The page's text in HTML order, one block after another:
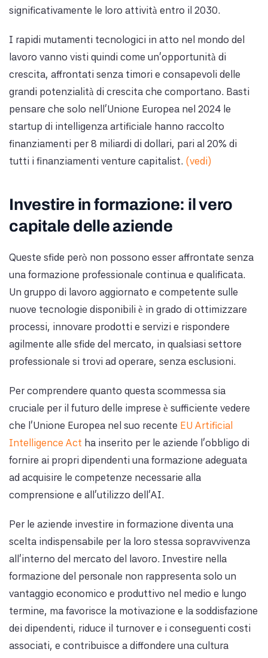
significativamente le loro attività entro il 2030.
I rapidi mutamenti tecnologici in atto nel mondo del
lavoro vanno visti quindi come un’opportunità di
crescita, affrontati senza timori e consapevoli delle
grandi potenzialità di crescita che comportano. Basti
pensare che solo nell’Unione Europea nel 2024 le
startup di intelligenza artificiale hanno raccolto
finanziamenti per 8 miliardi di dollari, pari al 20% di
tutti i finanziamenti venture capitalist. (vedi)
Investire in formazione: il vero
capitale delle aziende
Queste sfide però non possono esser affrontate senza
una formazione professionale continua e qualificata.
Un gruppo di lavoro aggiornato e competente sulle
nuove tecnologie disponibili è in grado di ottimizzare
processi, innovare prodotti e servizi e rispondere
agilmente alle sfide del mercato, in qualsiasi settore
professionale si trovi ad operare, senza esclusioni.
Per comprendere quanto questa scommessa sia
cruciale per il futuro delle imprese è sufficiente vedere
che l’Unione Europea nel suo recente EU Artificial
Intelligence Act ha inserito per le aziende l’obbligo di
fornire ai propri dipendenti una formazione adeguata
ad acquisire le competenze necessarie alla
comprensione e all’utilizzo dell’AI.
Per le aziende investire in formazione diventa una
scelta indispensabile per la loro stessa sopravvivenza
all’interno del mercato del lavoro. Investire nella
formazione del personale non rappresenta solo un
vantaggio economico e produttivo nel medio e lungo
termine, ma favorisce la motivazione e la soddisfazione
dei dipendenti, riduce il turnover e i conseguenti costi
associati, e contribuisce a diffondere una cultura